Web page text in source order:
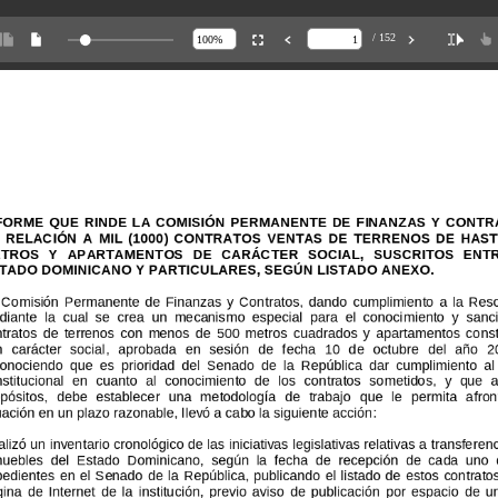
/ 152
QUERINDELA COMISIÓNPERMANENTE
DE FINANZAS
Y
RELACIÓN
A MIL(1000) CONTRATOSVENTASDE TERRENOSDE
Y APARTAMENTOS
DE CARÁCTERSOCIAL, SUSCRITOS
DOMINICANO
YPARTICULARES,
SEGÚNLISTADOANEXO.
ComisiónPermanentede Finanzas y Contratos,dando cumplimiento
a la
la cual se crea un mecanismo especial para el conocimientoy
de terrenos con menos de 500 metros cuadrados y apartamentos
carácter social, aprobada en sesión de f echa 10 de octubre del año
ndo que es prioridaddel Senado de la Repúblicadar cumplimientoal
en cuanto al conocimientode los contratos sometidos, y que a
debe establecer una metodología de trabajo que le permita
en un plazorazonable,llevóa cabolasiguienteacción:
un inventariocronológicode las iniciativaslegislativasrelativasa
del Estado Dominicano,según la fecha de recepción de cada uno
en el Senado de la República,publicandoel listado de estos
de Internet de la institución,previo aviso de publicaciónpor espacio de
QUERINDELA COMISIÓNPERMANEN
TE DE FINANZAS
Y
RELACIÓN
A MIL(1000) CONTRATOSVENTASDE TERRENOSDE
Y APARTAMENTOS
DE CARÁCTERSOCIAL, SUSCRITOS
DOMINICANO
YPARTICULARES,SEGÚNLISTADOANEXO.
ROMERO
P. DIONI
SA.SÁNCHEZ
m iembro
MARÍAVÁSQUEZESPINAL FRANCIS
E.VARGAS
miembro